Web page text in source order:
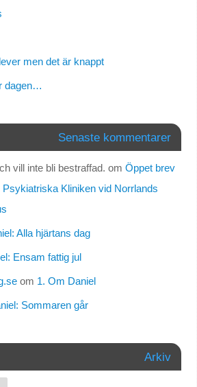
men det är knappt
dagen…
Senaste kommentarer
vill inte bli bestraffad. om Öppet brev
Kliniken vid Norrlands
Alla hjärtans dag
Ensam fattig jul
om 1. Om Daniel
Sommaren går
Arkiv